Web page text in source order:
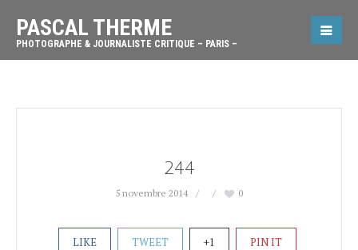
PASCAL THERME
PHOTOGRAPHE & JOURNALISTE CRITIQUE – PARIS –
244
5 novembre 2014 0
LIKE TWEET +1 PIN IT